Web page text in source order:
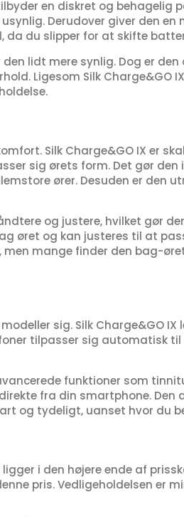
en diskret og behagelig
Derudover giver den en
da du slipper for at skifte
lidt mere synlig. Dog er
Ligesom Silk Charge&GO
Silk Charge&GO IX er
sig ørets form. Det gør den
ører. Desuden er den
og justere, hvilket gør
øret og kan justeres til at
mange finder den bag-
sig. Silk Charge&GO IX
tilpasser sig automatisk til
funktioner som
fra din smartphone. Den
og tydeligt, uanset hvor du
i den højere ende af
pris. Vedligeholdelsen er